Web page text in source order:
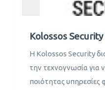
Kolossos Security
Η Kolossos Security
την τεχνογνωσία για
ποιότητας